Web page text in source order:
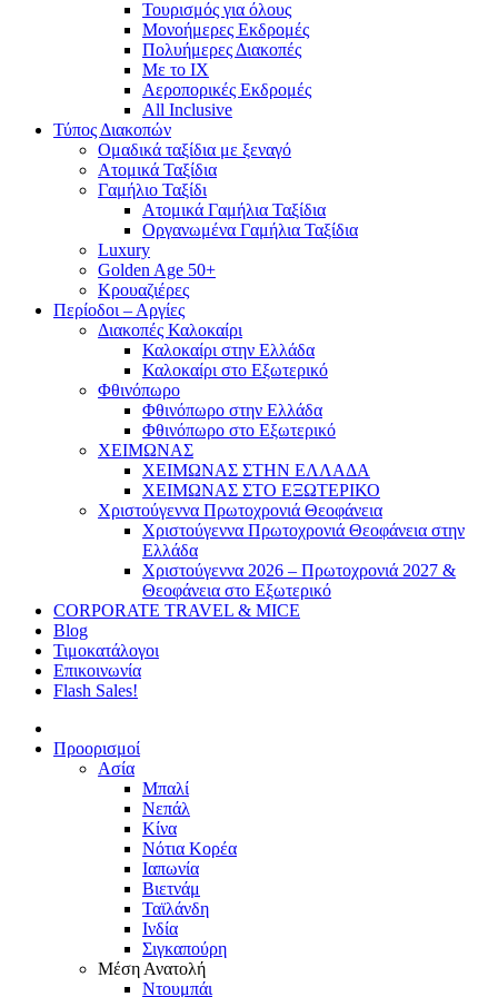
Τουρισμός για όλους
Mονοήμερες Εκδρομές
Πολυήμερες Διακοπές
Με το ΙΧ
Αεροπορικές Εκδρομές
All Inclusive
Τύπος Διακοπών
Ομαδικά ταξίδια με ξεναγό
Ατομικά Ταξίδια
Γαμήλιο Ταξίδι
Ατομικά Γαμήλια Ταξίδια
Οργανωμένα Γαμήλια Ταξίδια
Luxury
Golden Age 50+
Κρουαζιέρες
Περίοδοι – Αργίες
Διακοπές Καλοκαίρι
Καλοκαίρι στην Ελλάδα
Καλοκαίρι στο Εξωτερικό
Φθινόπωρο
Φθινόπωρο στην Ελλάδα
Φθινόπωρο στο Εξωτερικό
ΧΕΙΜΩΝΑΣ
ΧΕΙΜΩΝΑΣ ΣΤΗΝ ΕΛΛΑΔΑ
ΧΕΙΜΩΝΑΣ ΣΤΟ ΕΞΩΤΕΡΙΚΟ
Χριστούγεννα Πρωτοχρονιά Θεοφάνεια
Χριστούγεννα Πρωτοχρονιά Θεοφάνεια στην
Ελλάδα
Χριστούγεννα 2026 – Πρωτοχρονιά 2027 &
Θεοφάνεια στο Εξωτερικό
CORPORATE TRAVEL & MICE
Blog
Τιμοκατάλογοι
Επικοινωνία
Flash Sales!
Προορισμοί
Ασία
Μπαλί
Νεπάλ
Κίνα
Νότια Κορέα
Ιαπωνία
Βιετνάμ
Ταϊλάνδη
Ινδία
Σιγκαπούρη
Μέση Ανατολή
Ντουμπάι